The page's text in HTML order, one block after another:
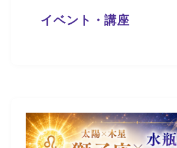
イベント・講座